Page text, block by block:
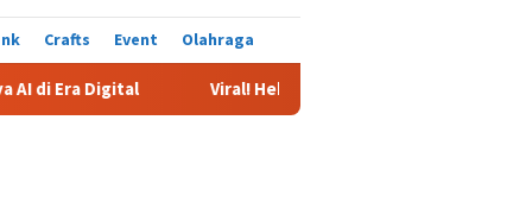
Crafts Event Olahraga
Viral! Heboh Istri Bongkar Isi Chat Ustadz dan